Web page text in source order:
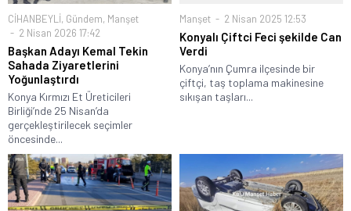
CİHANBEYLİ, Gündem, Manşet
2 Nisan 2026 17:42
Başkan Adayı Kemal Tekin
Sahada Ziyaretlerini
Yoğunlaştırdı
Konya Kırmızı Et Üreticileri
Birliği’nde 25 Nisan’da
gerçekleştirilecek seçimler
öncesinde...
Manşet 2 Nisan 2025 12:53
Konyalı Çiftci Feci şekilde Can
Verdi
Konya’nın Çumra ilçesinde bir
çiftçi, taş toplama makinesine
sıkışan taşları...